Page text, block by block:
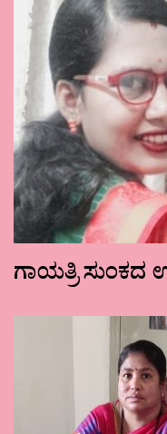
ಗಾಯತ್ರಿ ಸುಂಕದ